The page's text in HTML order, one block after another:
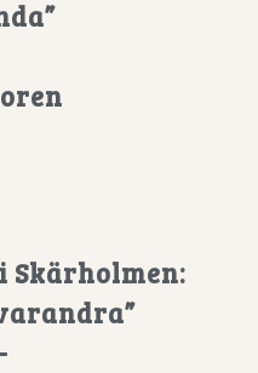
Skärholmen: